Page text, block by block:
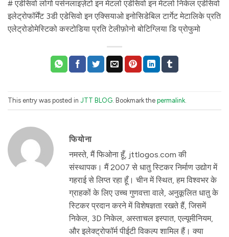
# एडेसिवो लोगो पर्सनलाइज़ेटो इन मेटलो एडेसिवो इन मेटलो निकेल एडेसिवो
इलेट्रोफॉर्मेंट 3डी एडेसिवो इन एक्सियाओ इनोसिडेबिल टार्गेट मेटालिके प्रति
एलेट्रोडोमेस्टिको कस्टोडिया प्रति टेलीफ़ोनो बोटिग्लिया डि प्रोफुमो
This entry was posted in JTT BLOG . Bookmark the permalink
फियोना
नमस्ते, मैं फिओना हूँ, jttlogos.com की
संस्थापक। मैं 2007 से धातु स्टिकर निर्माण उद्योग में
गहराई से लिप्त रहा हूँ। चीन में स्थित, हम विश्वभर के
ग्राहकों के लिए उच्च गुणवत्ता वाले, अनुकूलित धातु के
स्टिकर प्रदान करने में विशेषज्ञता रखते हैं, जिसमें
निकेल, 3D निकेल, अस्ताचल इस्पात, एल्यूमीनियम,
और इलेक्ट्रोफॉर्म पीईटी विकल्प शामिल हैं। क्या